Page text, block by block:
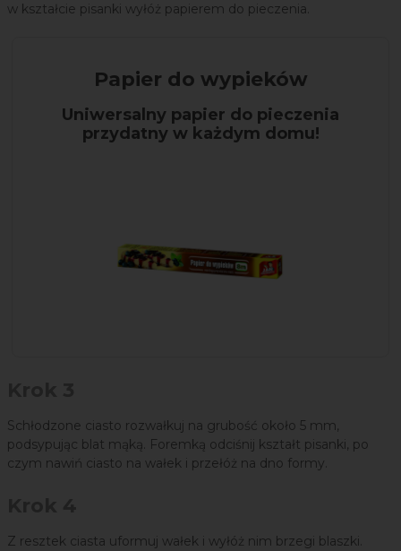
w kształcie pisanki wyłóż papierem do pieczenia.
Papier do wypieków
Uniwersalny papier do pieczenia
przydatny w każdym domu!
Schłodzone ciasto rozwałkuj na grubość około 5 mm,
podsypując blat mąką. Foremką odciśnij kształt pisanki, po
czym nawiń ciasto na wałek i przełóż na dno formy.
Z resztek ciasta uformuj wałek i wyłóż nim brzegi blaszki.